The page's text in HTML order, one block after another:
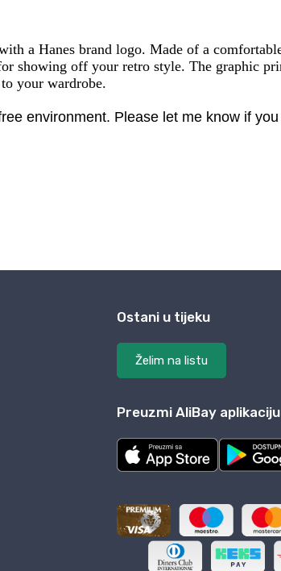
Ostani u tijeku
Želim na listu
Preuzmi AliBay aplikaciju